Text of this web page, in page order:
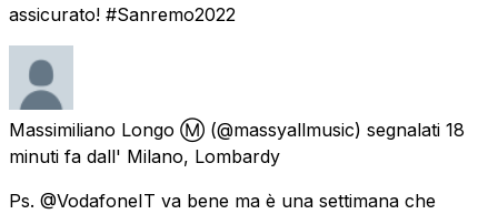
assicurato! #Sanremo2022
Massimiliano Longo Ⓜ️ (@massyallmusic) segnalati 18
minuti fa dall' Milano, Lombardy
Ps. @VodafoneIT va bene ma è una settimana che